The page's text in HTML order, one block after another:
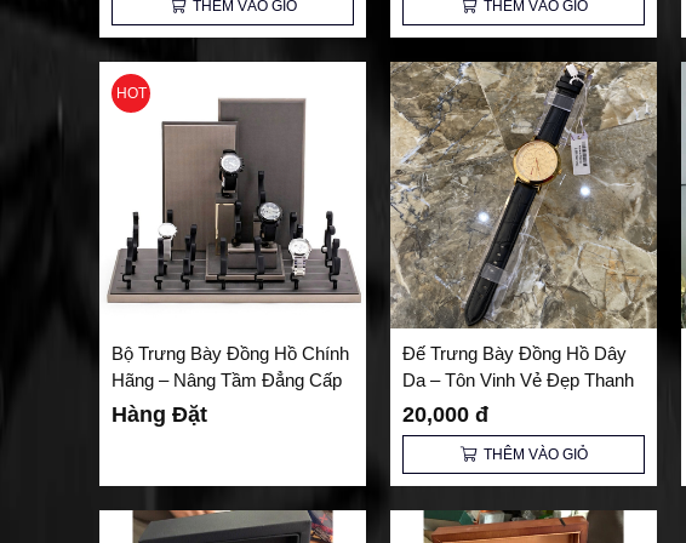
THÊM VÀO GIỎ THÊM VÀO GIỎ
HOT
Bộ Trưng Bày Đồng Hồ Chính
Hãng – Nâng Tầm Đẳng Cấp
Cho Không Gian Kinh Doanh
Hàng Đặt
Đế Trưng Bày Đồng Hồ Dây
Da – Tôn Vinh Vẻ Đẹp Thanh
Lịch và Đẳng Cấp
20,000 đ
THÊM VÀO GIỎ